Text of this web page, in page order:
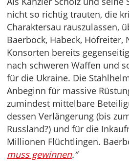
nicht so richtig trauten, die
Charaktersau rauszulassen,
Baerbock, Habeck, Hofreiter,
Konsorten bereits
nach schweren Waffen und
für die Ukraine. Die
Anbeginn für massive
zumindest mittelbare
dessen Verlängerung (bis
Russland?) und für die
Millionen Flüchtlingen.
muss gewinnen.“